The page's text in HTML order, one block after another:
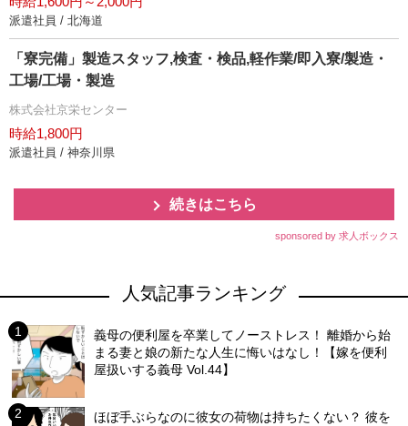
派遣社員 / 北海道
「寮完備」製造スタッフ,検査・検品,軽作業/即入寮/製造・
工場/工場・製造
株式会社京栄センター
時給1,800円
派遣社員 / 神奈川県
続きはこちら
sponsored by 求人ボックス
人気記事ランキング
義母の便利屋を卒業してノーストレス！ 離婚から始
まる妻と娘の新たな人生に悔いはなし！【嫁を便利
屋扱いする義母 Vol.44】
ほぼ手ぶらなのに彼女の荷物は持ちたくない？ 彼を